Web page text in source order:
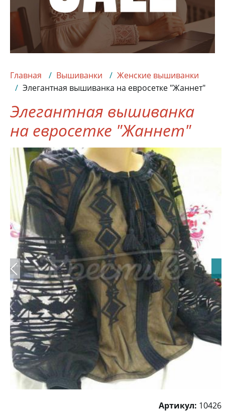
Главная Вышиванки
Женские вышиванки
Элегантная вышиванка на евросетке "Жаннет"
Элегантная вышиванка
на евросетке "Жаннет"
Артикул: 10426